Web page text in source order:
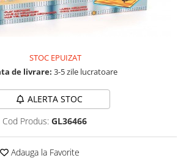
pictura
STOC EPUIZAT
de livrare: 3-5 zile lucratoare
ALERTA STOC
Cod Produs: GL36466
Adauga la Favorite